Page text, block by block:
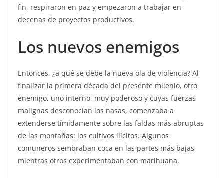
fin, respiraron en paz y empezaron a trabajar en
decenas de proyectos productivos.
Los nuevos enemigos
Entonces, ¿a qué se debe la nueva ola de violencia? Al
finalizar la primera década del presente milenio, otro
enemigo, uno interno, muy poderoso y cuyas fuerzas
malignas desconocían los nasas, comenzaba a
extenderse tímidamente sobre las faldas más abruptas
de las montañas: los cultivos ilícitos. Algunos
comuneros sembraban coca en las partes más bajas
mientras otros experimentaban con marihuana.